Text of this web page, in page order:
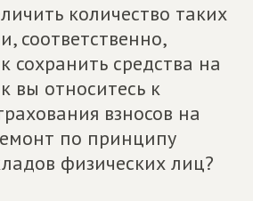
количество таких
соответственно,
сохранить средства на
вы относитесь к
взносов на
по принципу
физических лиц?